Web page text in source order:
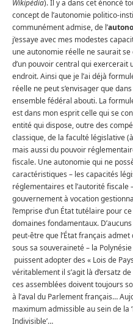
Wikipédia). Il y a dans cet énoncé
concept de l’autonomie politico-
communément admise, de l’
j’essaye avec mes modestes
une autonomie réelle ne saurait
d’un pouvoir central qui exercerait
endroit. Ainsi que je l’ai déjà
réelle ne peut s’envisager que
ensemble fédéral abouti. La
est dans mon esprit celle qui se
entité qui dispose, outre des
classique, de la faculté législative
mais aussi du pouvoir
fiscale. Une autonomie qui ne
caractéristiques – les capacités
réglementaires et l’autorité fiscale
gouvernement à vocation
l’emprise d’un État tutélaire pour
domaines fondamentaux.
peut-être que l’État français
sous sa souveraineté – la
puissent adopter des « Lois de
véritablement il s’agit là d’ersatz
ces assemblées doivent toujours
à l’aval du Parlement français…
maximum admissible au sein de la
Indivisible’…